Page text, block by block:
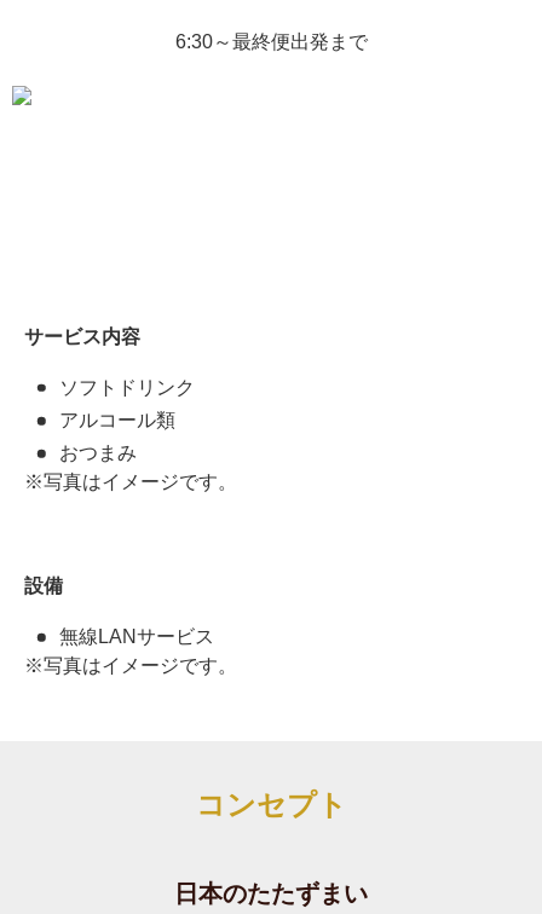
6:30～最終便出発まで
サービス内容
ソフトドリンク
アルコール類
おつまみ
※写真はイメージです。
設備
無線LANサービス
※写真はイメージです。
コンセプト
日本のたたずまい